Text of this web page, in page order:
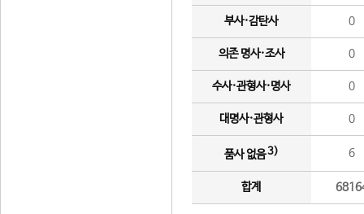
부사·감탄사 0
의존 명사·조사 0
수사·관형사·명사 0
대명사·관형사 0
품사 없음3) 6
합계